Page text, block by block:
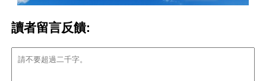
讀者留言反饋: